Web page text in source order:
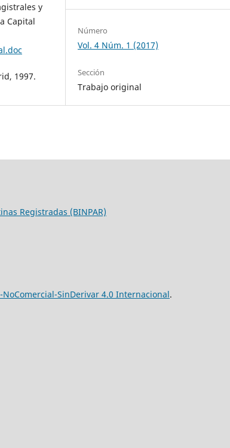
y
Capital
1997.
Número
Vol. 4 Núm. 1 (2017)
Sección
Trabajo original
Registradas (BINPAR)
SinDerivar 4.0 Internacional.